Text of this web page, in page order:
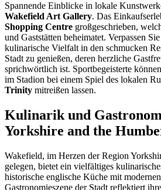
Spannende Einblicke in lokale
Wakefield Art Gallery. Das
Shopping Centre großgeschrieben,
und Gaststätten beheimatet. Verpassen
kulinarische Vielfalt in den schmucken
Stadt zu genießen, deren herzliche
sprichwörtlich ist. Sportbegeisterte
im Stadion bei einem Spiel des lokalen
Trinity mitreißen lassen.
Kulinarik und
Yorkshire and the
Wakefield, im Herzen der Region
gelegen, bietet ein vielfältiges
historische englische Küche mit
Gastronomieszene der Stadt reflektiert